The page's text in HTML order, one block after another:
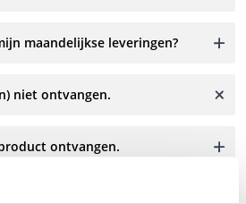
maandelijkse leveringen?
niet ontvangen.
ontvangen.